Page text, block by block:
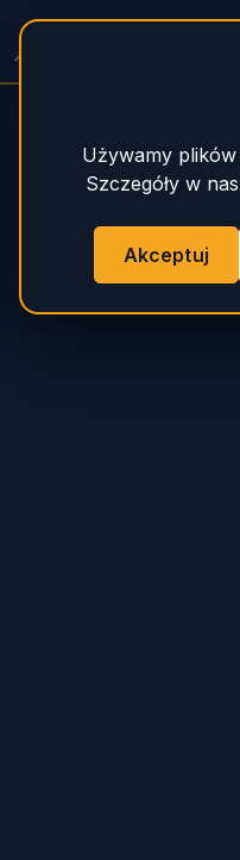
Używamy
Szczegóły w
Akceptuj